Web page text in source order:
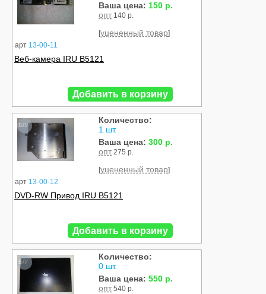
арт 13-00-11
Ваша цена: 150 р.
опт 140 р.
[уцененный товар]
Веб-камера IRU B5121
Добавить в корзину
Б/У
арт 13-00-12
Количество:
1 шт.
Ваша цена: 300 р.
опт 275 р.
[уцененный товар]
DVD-RW Привод IRU B5121
Добавить в корзину
Б/У
Количество:
0 шт.
Ваша цена: 550 р.
опт 540 р.